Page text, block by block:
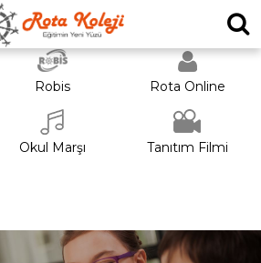
Robis Rota Online
Okul Marşı Tanıtım Filmi